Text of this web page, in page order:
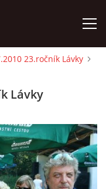
23.ročník Lávky
Lávky